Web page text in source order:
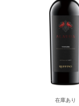
在庫あり